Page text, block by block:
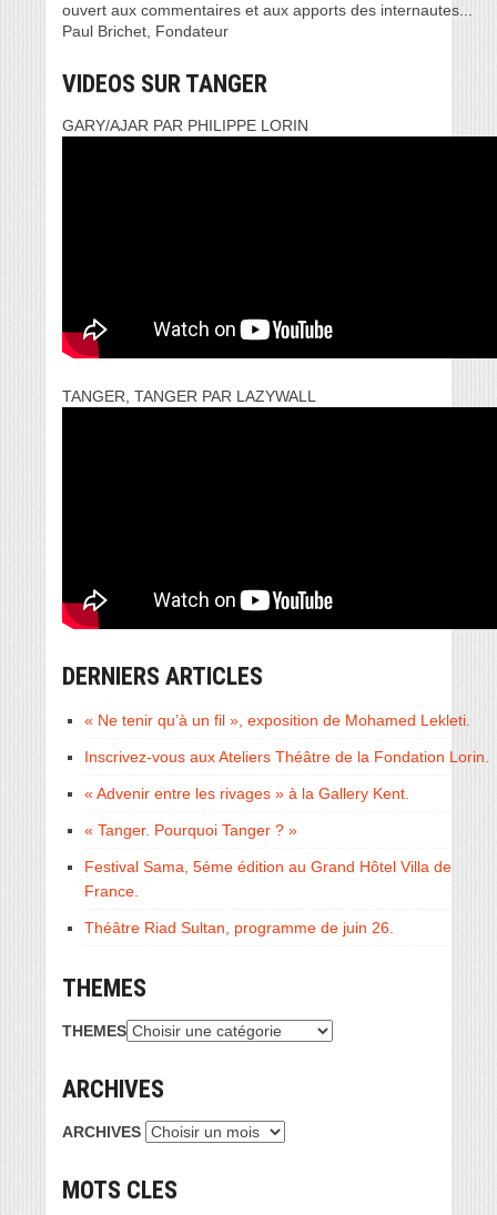
ouvert aux commentaires et aux apports des internautes...
Paul Brichet, Fondateur
VIDEOS SUR TANGER
GARY/AJAR PAR PHILIPPE LORIN
TANGER, TANGER PAR LAZYWALL
DERNIERS ARTICLES
« Ne tenir qu’à un fil », exposition de Mohamed Lekleti.
Inscrivez-vous aux Ateliers Théâtre de la Fondation Lorin.
« Advenir entre les rivages » à la Gallery Kent.
« Tanger. Pourquoi Tanger ? »
Festival Sama, 5éme édition au Grand Hôtel Villa de
France.
Théâtre Riad Sultan, programme de juin 26.
THEMES
THEMES
ARCHIVES
ARCHIVES
MOTS CLES